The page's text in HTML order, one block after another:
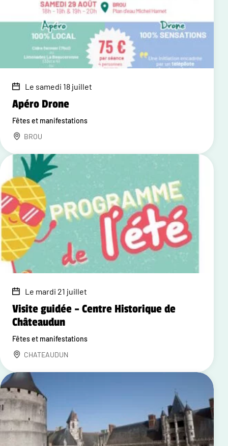
Le samedi 18 juillet
Apéro Drone
Fêtes et manifestations
BROU
Le mardi 21 juillet
Visite guidée – Centre Historique de
Châteaudun
Fêtes et manifestations
CHATEAUDUN